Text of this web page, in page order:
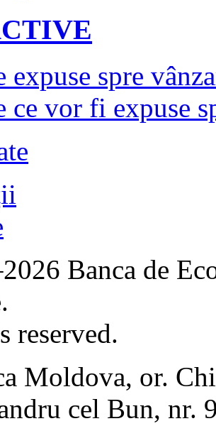
expuse spre
ce vor fi expuse
Banca de
reserved.
Moldova, or.
cel Bun, nr.